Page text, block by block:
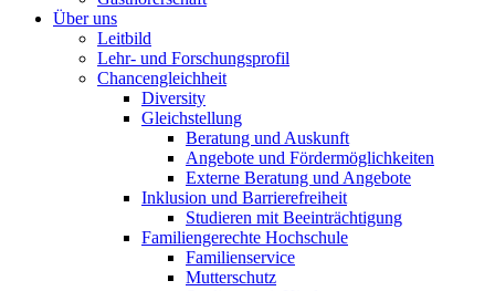
Über uns
Leitbild
Lehr- und Forschungsprofil
Chancengleichheit
Diversity
Gleichstellung
Beratung und Auskunft
Angebote und Fördermöglichkeiten
Externe Beratung und Angebote
Inklusion und Barrierefreiheit
Studieren mit Beeinträchtigung
Familiengerechte Hochschule
Familienservice
Mutterschutz